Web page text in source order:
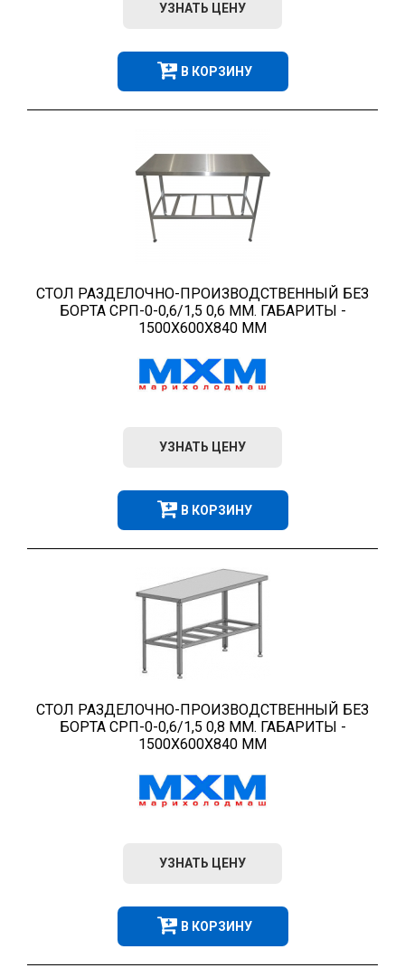
УЗНАТЬ ЦЕНУ
В КОРЗИНУ
СТОЛ РАЗДЕЛОЧНО-ПРОИЗВОДСТВЕННЫЙ БЕЗ
БОРТА СРП-0-0,6/1,5 0,6 ММ. ГАБАРИТЫ -
1500Х600Х840 ММ
УЗНАТЬ ЦЕНУ
В КОРЗИНУ
СТОЛ РАЗДЕЛОЧНО-ПРОИЗВОДСТВЕННЫЙ БЕЗ
БОРТА СРП-0-0,6/1,5 0,8 ММ. ГАБАРИТЫ -
1500Х600Х840 ММ
УЗНАТЬ ЦЕНУ
В КОРЗИНУ